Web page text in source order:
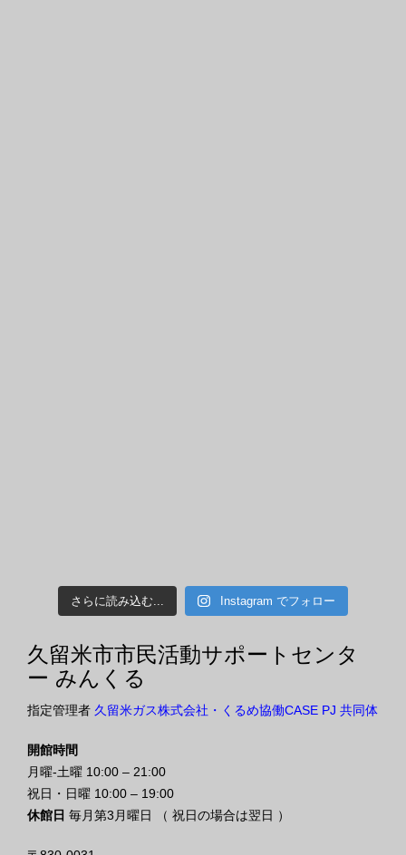
さらに読み込む... Instagram でフォロー
久留米市市民活動サポートセンタ
ー みんくる
指定管理者 久留米ガス株式会社・くるめ協働CASE PJ 共同体
開館時間
月曜-土曜 10:00 – 21:00
祝日・日曜 10:00 – 19:00
休館日 毎月第3月曜日 （ 祝日の場合は翌日 ）